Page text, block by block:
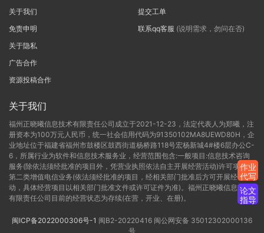
关于我们
免责申明
关于隐私
广告合作
资源投稿合作
提交工单
联系qq客服 (说明需求，勿问在否)
关于我们
福州正晓曦信息技术有限责任公司成立于2021-12-23，法定代表人为郑曦，注
册资本为100万元人民币，统一社会信用代码为91350102MA8UEWD80H，企
业地址位于福建省福州市鼓楼区鼓西街道杨桥路118号宏杨新城4#楼6层办公C-
6，所属行业为软件和信息技术服务业，经营范围包含:一般项目:信息技术咨询
服务(除依法须经批准的项目外，凭营业执照依法自主开展经营活动)许可项目:
第二类增值电信业务(依法须经批准的项目，经相关部门批准后方可开展经营活
动，具体经营项目以相关部门批准文件或许可证件为准)。福州正晓曦信息技术
有限责任公司目前的经营状态为存续(在营，开业、在册)。
闽ICP备2022000306号-1 闽B2-20220416 闽公网安备 35012302000136
号
作业
代写
论文
指导